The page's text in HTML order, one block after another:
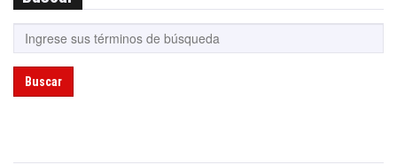
Buscar